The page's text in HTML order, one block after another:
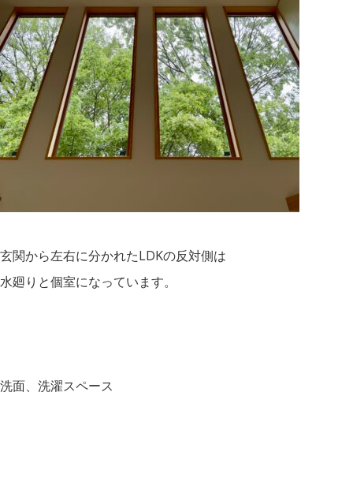
玄関から左右に分かれたLDKの反対側は
水廻りと個室になっています。
洗面、洗濯スペース